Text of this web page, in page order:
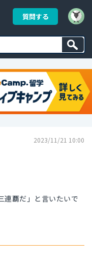
質問する
2023/11/21 10:00
連覇だ」と言いたいで